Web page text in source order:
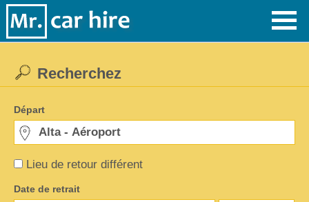
Lieu de retour différent
Recherchez
Départ
Date de retrait